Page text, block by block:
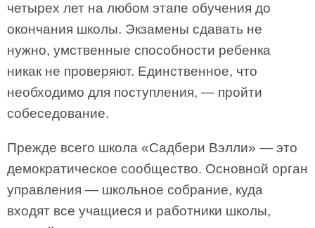
четырех лет на любом этапе обучения до
окончания школы. Экзамены сдавать не
нужно, умственные способности ребенка
никак не проверяют. Единственное, что
необходимо для поступления, — пройти
собеседование.
Прежде всего школа «Садбери Вэлли» — это
демократическое сообщество. Основной орган
управления — школьное собрание, куда
входят все учащиеся и работники школы,